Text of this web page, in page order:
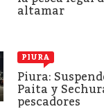
altamar
PIURA
Piura:
Paita y
pescadores